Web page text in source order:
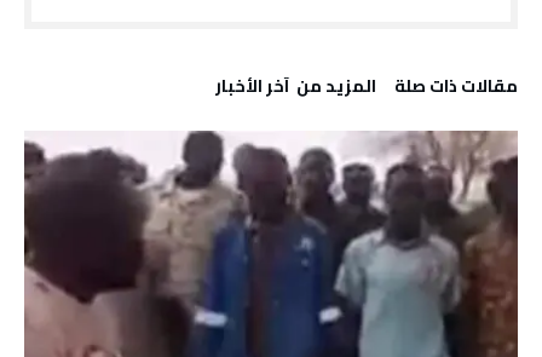
‫مقالات ذات صلة‬ ‫المزيد من ‬ آخر الأخبار